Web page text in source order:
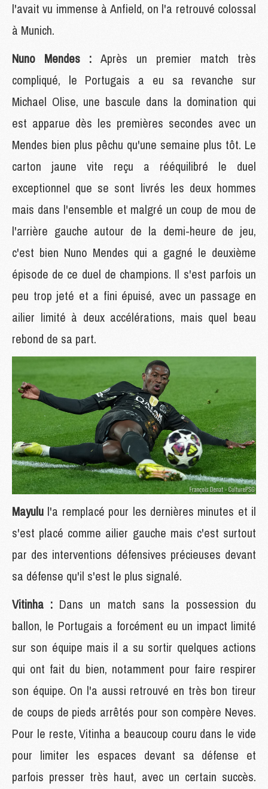
l'avait vu immense à Anfield, on l'a retrouvé colossal
à Munich.
Nuno Mendes : Après un premier match très
compliqué, le Portugais a eu sa revanche sur
Michael Olise, une bascule dans la domination qui
est apparue dès les premières secondes avec un
Mendes bien plus pêchu qu'une semaine plus tôt. Le
carton jaune vite reçu a rééquilibré le duel
exceptionnel que se sont livrés les deux hommes
mais dans l'ensemble et malgré un coup de mou de
l'arrière gauche autour de la demi-heure de jeu,
c'est bien Nuno Mendes qui a gagné le deuxième
épisode de ce duel de champions. Il s'est parfois un
peu trop jeté et a fini épuisé, avec un passage en
ailier limité à deux accélérations, mais quel beau
rebond de sa part.
Mayulu l'a remplacé pour les dernières minutes et il
s'est placé comme ailier gauche mais c'est surtout
par des interventions défensives précieuses devant
sa défense qu'il s'est le plus signalé.
Vitinha : Dans un match sans la possession du
ballon, le Portugais a forcément eu un impact limité
sur son équipe mais il a su sortir quelques actions
qui ont fait du bien, notamment pour faire respirer
son équipe. On l'a aussi retrouvé en très bon tireur
de coups de pieds arrêtés pour son compère Neves.
Pour le reste, Vitinha a beaucoup couru dans le vide
pour limiter les espaces devant sa défense et
parfois presser très haut, avec un certain succès.